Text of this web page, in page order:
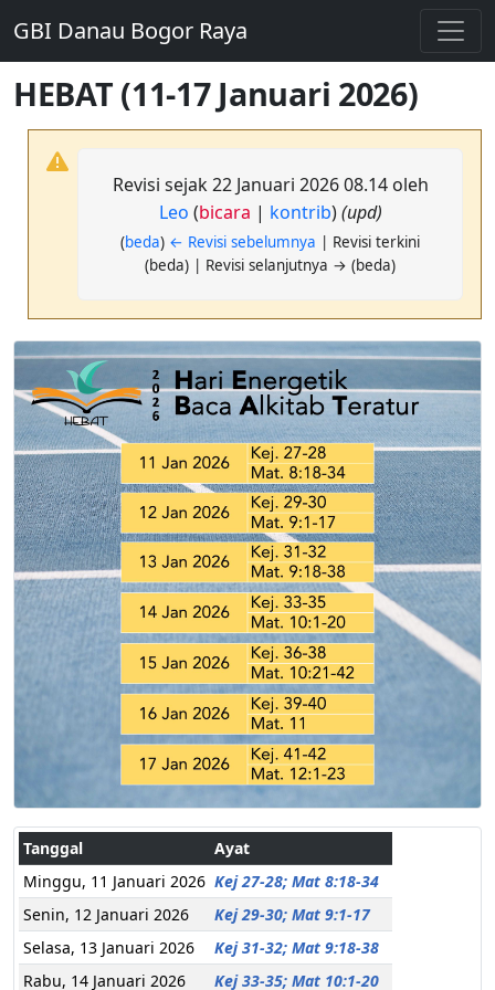
GBI Danau Bogor Raya
HEBAT (11-17 Januari 2026)
Revisi sejak 22 Januari 2026 08.14 oleh
Leo (bicara | kontrib)(upd)
(beda) ← Revisi sebelumnya | Revisi terkini
(beda) | Revisi selanjutnya → (beda)
Tanggal
Ayat
Minggu, 11 Januari 2026 Kej 27-28; Mat 8:18-34
Senin, 12 Januari 2026
Kej 29-30; Mat 9:1-17
Selasa, 13 Januari 2026
Kej 31-32; Mat 9:18-38
Rabu, 14 Januari 2026
Kej 33-35; Mat 10:1-20